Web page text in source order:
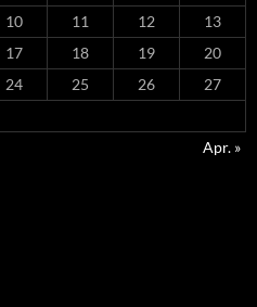
10 11 12
13
17 18 19
20
24 25 26
27
Apr. »